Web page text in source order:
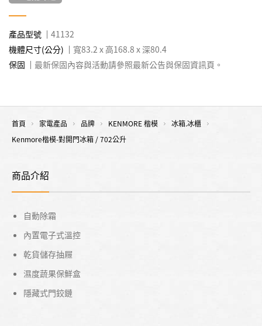
產品型號
41132
機體尺寸(公分)
寬83.2 x 高168.8 x 深80.4
保固
最新保固內容與活動請參照最新公告與保固資訊頁。
首頁 家電產品 品牌 KENMORE 楷模
冰箱.冰櫃
Kenmore楷模-對開門冰箱 / 702公升
商品介紹
自動除霜
內置電子式溫控
乾貨儲存抽屜
濕度蔬果保鮮盒
隱藏式門鉸鏈